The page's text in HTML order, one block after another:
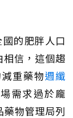
的肥胖人口
信，這個趨
重藥物週纖
需求過於龐
物管理局列